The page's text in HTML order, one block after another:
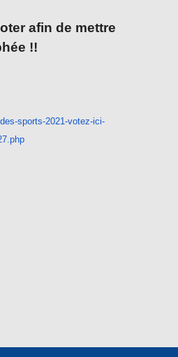
afin de mettre
!!
sports-2021-votez-ici-